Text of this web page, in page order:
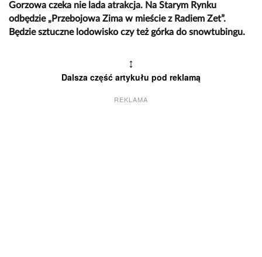
Gorzowa czeka nie lada atrakcja. Na Starym Rynku
odbędzie „Przebojowa Zima w mieście z Radiem Zet”.
Będzie sztuczne lodowisko czy też górka do snowtubingu.
↕
Dalsza część artykułu pod reklamą
REKLAMA